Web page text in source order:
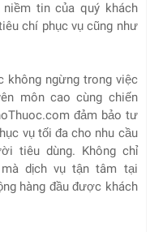
tin của quý khách
chí phục vụ cũng như
không ngừng trong việc
môn cao cùng chiến
đảm bảo tư
vụ tối đa cho nhu cầu
tiêu dùng. Không chỉ
dịch vụ tận tâm tại
hàng đầu được khách